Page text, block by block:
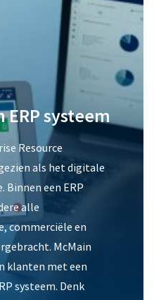
systeem
Resource
als het digitale
Binnen een ERP
alle
commerciële en
McMain
klanten met een
systeem. Denk